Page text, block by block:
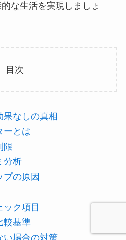
な生活を実現しましょ
目次
果なしの真相
ーとは
限
分析
プの原因
ック項目
較基準
い場合の対策